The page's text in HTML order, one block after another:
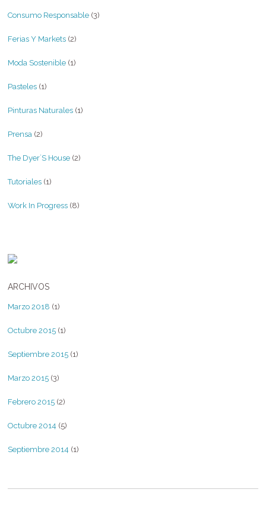
Consumo Responsable (3)
Ferias Y Markets (2)
Moda Sostenible (1)
Pasteles (1)
Pinturas Naturales (1)
Prensa (2)
The Dyer´s House (2)
Tutoriales (1)
Work In Progress (8)
ARCHIVOS
Marzo 2018 (1)
Octubre 2015 (1)
Septiembre 2015 (1)
Marzo 2015 (3)
Febrero 2015 (2)
Octubre 2014 (5)
Septiembre 2014 (1)